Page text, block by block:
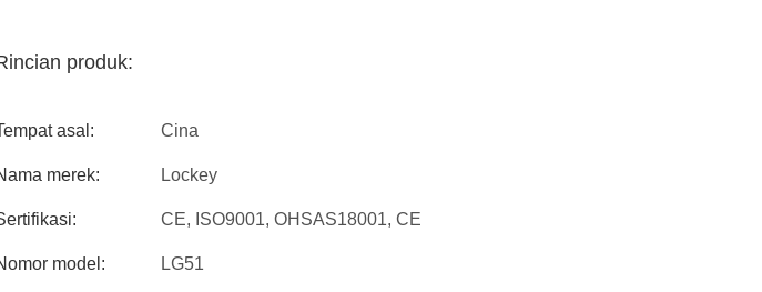
produk:
asal: Cina
merek: Lockey
CE, ISO9001, OHSAS18001, CE
model: LG51